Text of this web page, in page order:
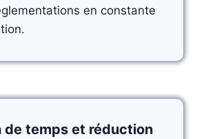
en constante
de temps et réduction